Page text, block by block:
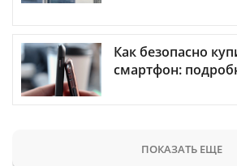
Как безопасно
смартфон:
ПОКАЗАТЬ ЕЩЕ